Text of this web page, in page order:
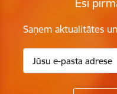
Esi
Saņem aktualitātes